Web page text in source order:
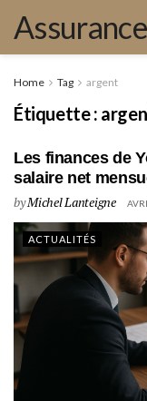
Home Tag argent
Étiquette :
Les finances de
salaire net
byMichel Lanteigne
ACTUALITÉS